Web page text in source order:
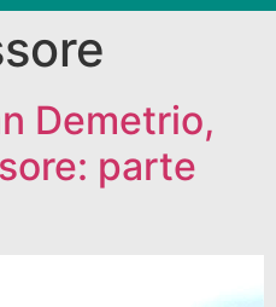
Demetrio,
parte